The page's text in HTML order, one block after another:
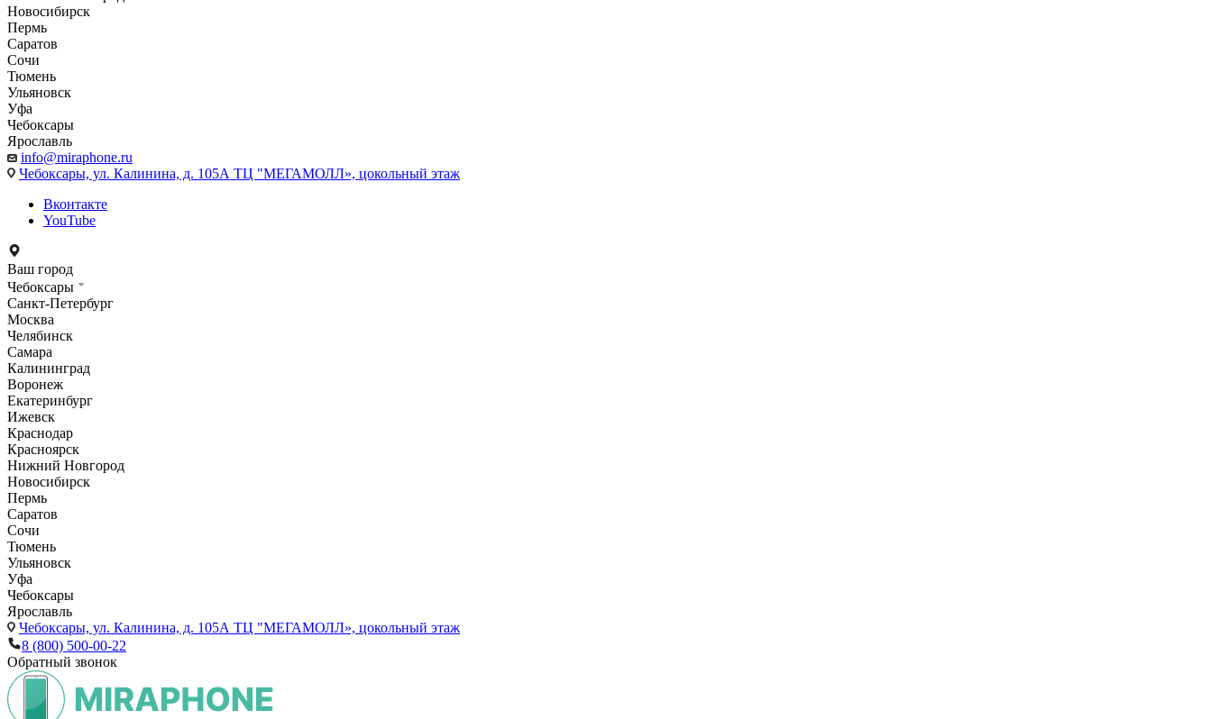
Новосибирск
Пермь
Саратов
Сочи
Тюмень
Ульяновск
Уфа
Чебоксары
Ярославль
info@miraphone.ru
Чебоксары, ул. Калинина, д. 105А ТЦ "МЕГАМОЛЛ», цокольный этаж
Вконтакте
YouTube
Ваш город
Чебоксары
Санкт-Петербург
Москва
Челябинск
Самара
Калининград
Воронеж
Екатеринбург
Ижевск
Краснодар
Красноярск
Нижний Новгород
Новосибирск
Пермь
Саратов
Сочи
Тюмень
Ульяновск
Уфа
Чебоксары
Ярославль
Чебоксары, ул. Калинина, д. 105А ТЦ "МЕГАМОЛЛ», цокольный этаж
8 (800) 500-00-22
Обратный звонок